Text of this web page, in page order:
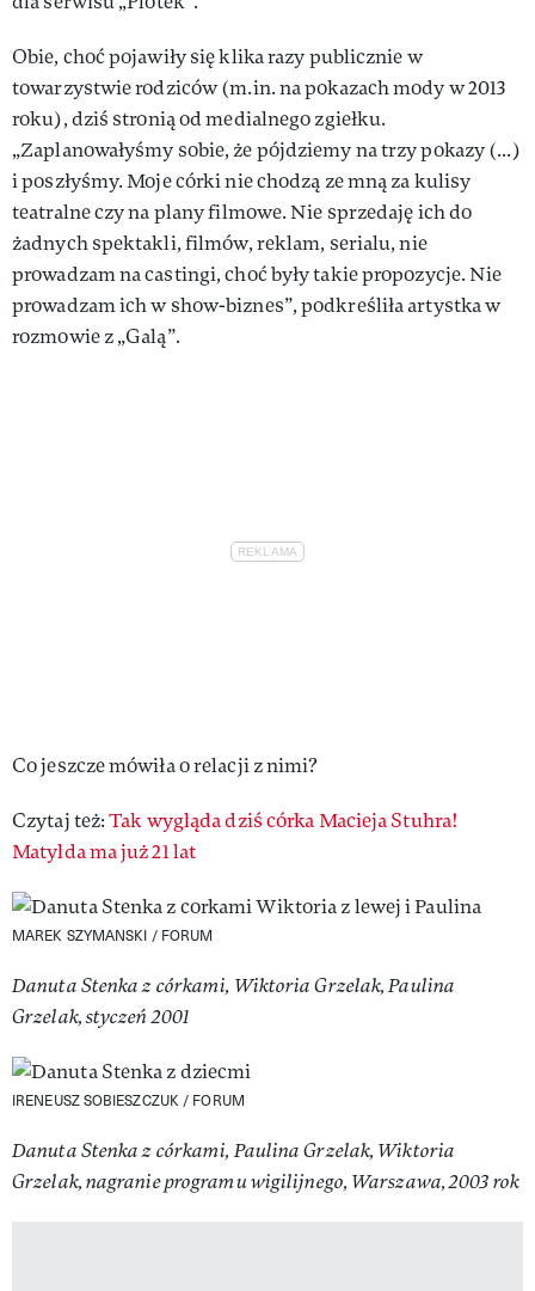
Obie, choć pojawiły się klika razy publicznie w
towarzystwie rodziców (m.in. na pokazach mody w 2013
roku), dziś stronią od medialnego zgiełku.
„Zaplanowałyśmy sobie, że pójdziemy na trzy pokazy (...)
i poszłyśmy. Moje córki nie chodzą ze mną za kulisy
teatralne czy na plany filmowe. Nie sprzedaję ich do
żadnych spektakli, filmów, reklam, serialu, nie
prowadzam na castingi, choć były takie propozycje. Nie
prowadzam ich w show-biznes”, podkreśliła artystka w
rozmowie z „Galą”.
Co jeszcze mówiła o relacji z nimi?
Czytaj też:Tak wygląda dziś córka Macieja Stuhra!
Matylda ma już 21 lat
MAREK SZYMANSKI / FORUM
Danuta Stenka z córkami, Wiktoria Grzelak, Paulina
Grzelak, styczeń 2001
IRENEUSZ SOBIESZCZUK / FORUM
Danuta Stenka z córkami, Paulina Grzelak, Wiktoria
Grzelak, nagranie programu wigilijnego, Warszawa, 2003 rok